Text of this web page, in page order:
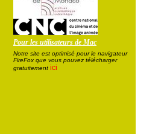
Pour les utilisateurs de Mac
Notre site est optimisé pour le navigateur
FireFox que vous pouvez télécharger
gratuitement ici